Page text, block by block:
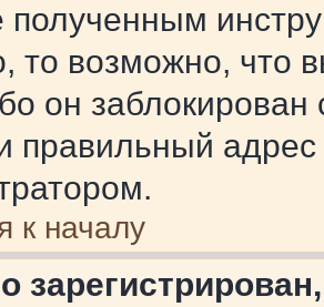
полученным
то возможно, что
он
правильный адрес
к началу